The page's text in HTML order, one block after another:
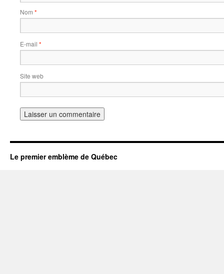
Nom *
E-mail *
Site web
Le premier emblème de Québec